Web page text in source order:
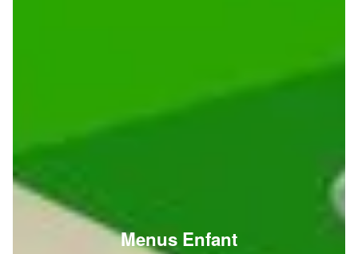
Menus Enfant